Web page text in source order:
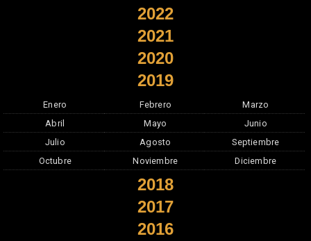
2022
2021
2020
2019
Enero Febrero
Marzo
Abril
Mayo
Junio
Julio
Agosto
Septiembre
Octubre
Noviembre Diciembre
2018
2017
2016